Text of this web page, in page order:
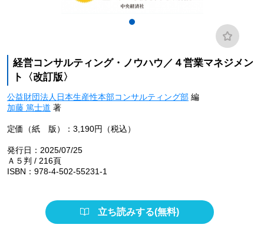
経営コンサルティング・ノウハウ／４営業マネジメン
ト〈改訂版〉
公益財団法人日本生産性本部コンサルティング部編
加藤 篤士道 著
定価（紙 版）：3,190円（税込）
発行日：2025/07/25
Ａ５判 / 216頁
ISBN：978-4-502-55231-1
立ち読みする(無料)